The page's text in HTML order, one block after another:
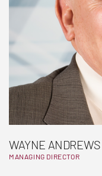
WAYNE ANDREWS
MANAGING DIRECTOR